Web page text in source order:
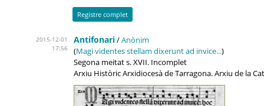
Registre complet
2015-12-01
17:56
Antifonari/Anònim
(Magi videntes stellam dixerunt ad invice...)
Segona meitat s. XVII. Incomplet
Arxiu Històric Arxidiocesà de Tarragona. Arxiu de la